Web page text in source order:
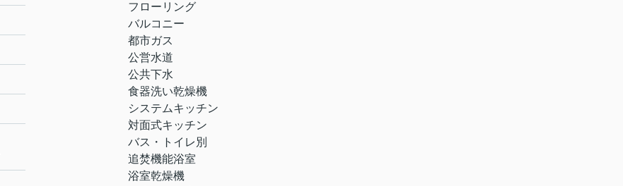
フローリング
バルコニー
都市ガス
公営水道
公共下水
食器洗い乾燥機
システムキッチン
対面式キッチン
バス・トイレ別
追焚機能浴室
浴室乾燥機